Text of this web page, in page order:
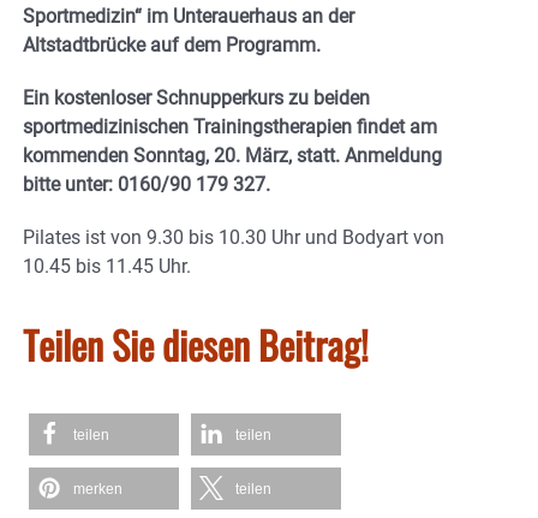
Sportmedizin“ im Unterauerhaus an der
Altstadtbrücke auf dem Programm.
Ein kostenloser Schnupperkurs zu beiden
sportmedizinischen Trainingstherapien findet am
kommenden Sonntag, 20. März, statt. Anmeldung
bitte unter: 0160/90 179 327.
Pilates ist von 9.30 bis 10.30 Uhr und Bodyart von
10.45 bis 11.45 Uhr.
Teilen Sie diesen Beitrag!
teilen teilen
merken teilen